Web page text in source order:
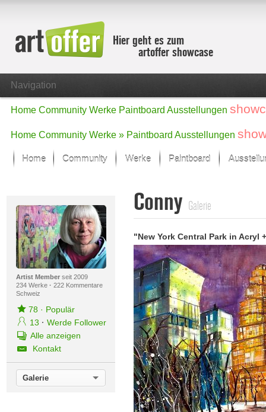
Hier geht es zum
artoffer showcase
Navigation
Home Community Werke Paintboard Ausstellungen
Home Community Werke » Paintboard Ausstellungen
Home Community Werke
Der letzte Monat im Fokus
Alle Fokus-Werke
Fokus-Werke
Neue Werke – Auswahl
Alle neuen Werke
Paintboard
Artist Memberseit 2009
234 Werke · 222 Kommentare
Schweiz
78· Populär
13 · Werde Follower
Alle anzeigen
Kontakt
Galerie
Conny Galerie
"New York Central Park in Acryl